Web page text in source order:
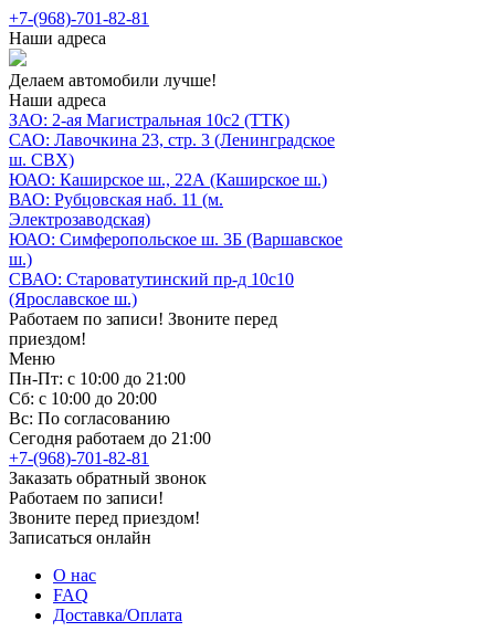
+7-(968)-701-82-81
Наши адреса
Делаем автомобили лучше!
Наши адреса
ЗАО: 2-ая Магистральная 10с2 (ТТК)
САО: Лавочкина 23, стр. 3 (Ленинградское
ш. СВХ)
ЮАО: Каширское ш., 22А (Каширское ш.)
ВАО: Рубцовская наб. 11 (м.
Электрозаводская)
ЮАО: Симферопольское ш. 3Б (Варшавское
ш.)
СВАО: Староватутинский пр-д 10с10
(Ярославское ш.)
Работаем по записи! Звоните перед
приездом!
Меню
Пн-Пт: с 10:00 до 21:00
Сб: с 10:00 до 20:00
Вс: По согласованию
Сегодня работаем до 21:00
+7-(968)-701-82-81
Заказать обратный звонок
Работаем по записи!
Звоните перед приездом!
Записаться онлайн
О нас
FAQ
Доставка/Оплата